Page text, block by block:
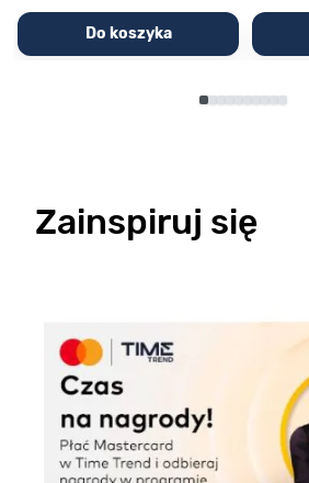
Do koszyka
Zainspiruj się